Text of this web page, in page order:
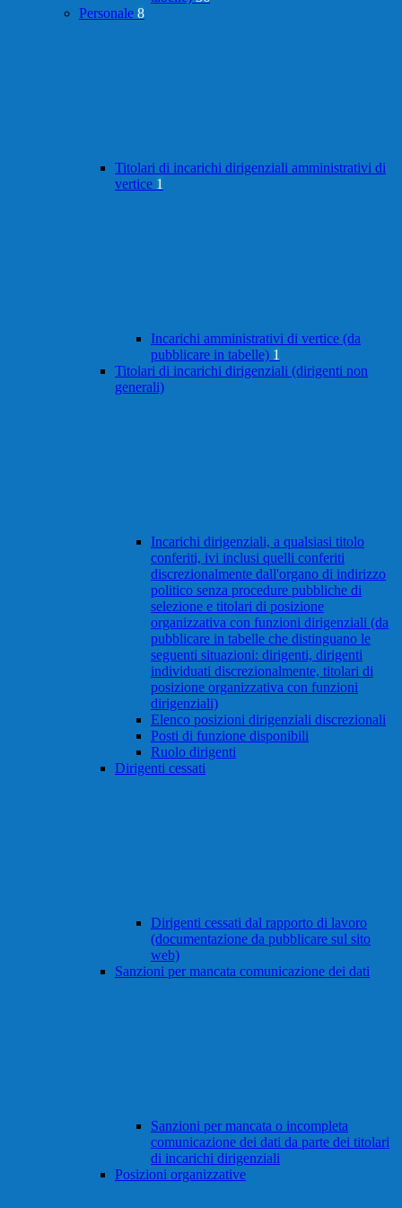
Personale 8
Titolari di incarichi dirigenziali amministrativi di
vertice 1
Incarichi amministrativi di vertice (da
pubblicare in tabelle) 1
Titolari di incarichi dirigenziali (dirigenti non
generali)
Incarichi dirigenziali, a qualsiasi titolo
conferiti, ivi inclusi quelli conferiti
discrezionalmente dall'organo di indirizzo
politico senza procedure pubbliche di
selezione e titolari di posizione
organizzativa con funzioni dirigenziali (da
pubblicare in tabelle che distinguano le
seguenti situazioni: dirigenti, dirigenti
individuati discrezionalmente, titolari di
posizione organizzativa con funzioni
dirigenziali)
Elenco posizioni dirigenziali discrezionali
Posti di funzione disponibili
Ruolo dirigenti
Dirigenti cessati
Dirigenti cessati dal rapporto di lavoro
(documentazione da pubblicare sul sito
web)
Sanzioni per mancata comunicazione dei dati
Sanzioni per mancata o incompleta
comunicazione dei dati da parte dei titolari
di incarichi dirigenziali
Posizioni organizzative